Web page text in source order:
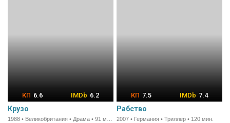
6.6 6.2
Крузо
1988 • Великобритания • Драма • 91 мин.
7.5 7.4
Рабство
2007 • Германия • Триллер • 120 мин.